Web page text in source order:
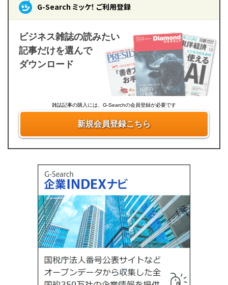
G-Search ミッケ！ ご利用登録
ビジネス雑誌の読みたい
記事だけを選んで
ダウンロード
雑誌記事の購入には、G-Searchの会員登録が必要です
新規会員登録こちら